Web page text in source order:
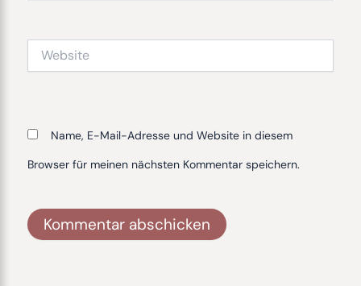
Website
Name, E-Mail-Adresse und Website in diesem
Browser für meinen nächsten Kommentar speichern.